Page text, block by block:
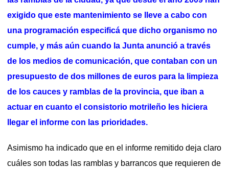
exigido que este mantenimiento se lleve a cabo con
una programación especificá que dicho organismo no
cumple, y más aún cuando la Junta anunció a través
de los medios de comunicación, que contaban con un
presupuesto de dos millones de euros para la limpieza
de los cauces y ramblas de la provincia, que iban a
actuar en cuanto el consistorio motrileño les hiciera
llegar el informe con las prioridades.
Asimismo ha indicado que en el informe remitido deja claro
cuáles son todas las ramblas y barrancos que requieren de